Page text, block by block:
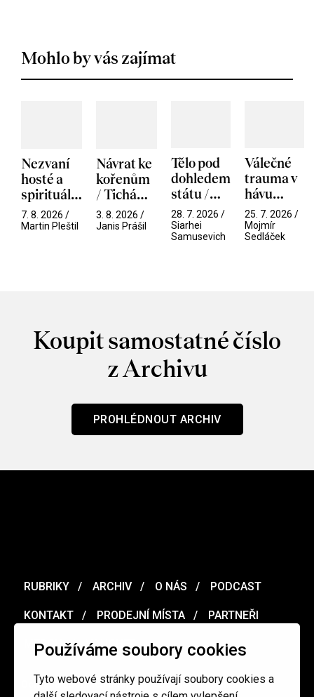
Používáme soubory cookies
Tyto webové stránky používají soubory cookies a
Mohlo by vás zajímat
Nezvaní
hosté a
spirituální
narušitelé
z vesmíru
7. 8. 2026 /
Martin Pleštil
Návrat ke
kořenům
/ Tichá
přítelkyně
3. 8. 2026 /
Janis Prášil
Tělo pod
dohledem
státu /
Pramen
28. 7. 2026 /
Siarhei
Samusevich
Válečné
trauma v
hávu
spektáklu
/ Odyssea
25. 7. 2026 /
Mojmír
Sedláček
Koupit samostatné číslo
z Archivu
PROHLÉDNOUT ARCHIV
RUBRIKY ARCHIV O NÁS PODCAST
KONTAKT PRODEJNÍ MÍSTA PARTNEŘI
MERCH VOUCHER
Ochrana osobních údajů / Obchodní podmínky